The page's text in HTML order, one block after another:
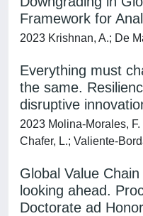
Framework for
2023 Krishnan, A.; De
Everything must
the same.
disruptive
2023 Molina-Morales,
Chafer, L.; Valiente-
Global Value
looking ahead.
Doctorate ad